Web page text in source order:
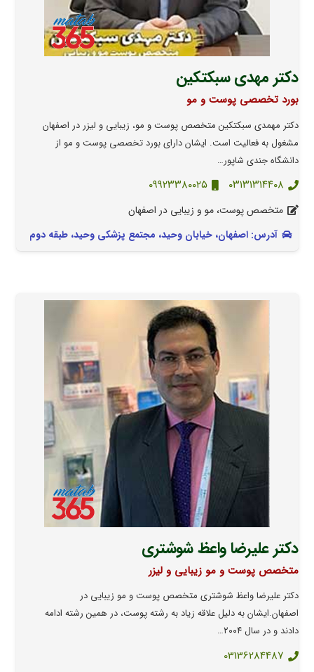
دکتر مهدی سبکتکین
بورد تخصصی پوست و مو
دکتر مهمدی سبکتکین متخصص پوست و مو، زیبایی و لیزر در اصفهان
مشغول به فعالیت است. ایشان دارای بورد تخصصی پوست و مو از
دانشگاه جندی شاپور…
۰۳۱۳۱۳۱۴۴۰۸ ۰۹۹۲۳۳۸۰۰۲۵
متخصص پوست، مو و زیبایی در اصفهان
آدرس: اصفهان، خیابان وحید، مجتمع پزشکی وحید، طبقه دوم
دکتر علیرضا واعظ شوشتری
متخصص پوست و مو زیبایی و لیزر
دکتر علیرضا واعظ شوشتری متخصص پوست و مو زیبایی در
اصفهان.‌ایشان به دلیل علاقه زیاد به رشته پوست، در همین رشته ادامه
دادند و در سال ۲۰۰۴…
03136284487